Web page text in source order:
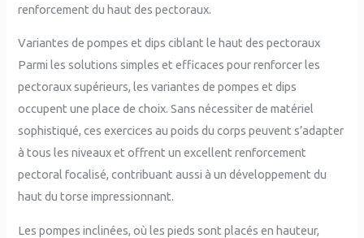
renforcement du haut des pectoraux.
Variantes de pompes et dips ciblant le haut des pectoraux
Parmi les solutions simples et efficaces pour renforcer les
pectoraux supérieurs, les variantes de pompes et dips
occupent une place de choix. Sans nécessiter de matériel
sophistiqué, ces exercices au poids du corps peuvent s’adapter
à tous les niveaux et offrent un excellent renforcement
pectoral focalisé, contribuant aussi à un développement du
haut du torse impressionnant.
Les pompes inclinées, où les pieds sont placés en hauteur,